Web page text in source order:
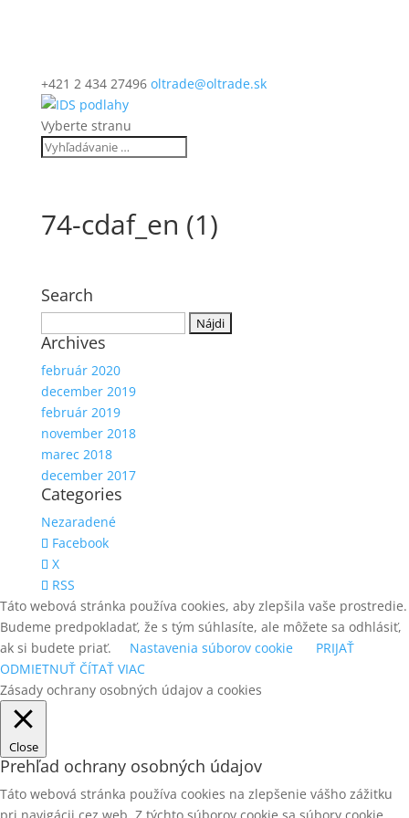
+421 2 434 27496 oltrade@oltrade.sk
Vyberte stranu
74-cdaf_en (1)
Search
Archives
február 2020
december 2019
február 2019
november 2018
marec 2018
december 2017
Categories
Nezaradené
Facebook
X
RSS
Táto webová stránka používa cookies, aby zlepšila vaše prostredie.
Budeme predpokladať, že s tým súhlasíte, ale môžete sa odhlásiť,
ak si budete priať.
Nastavenia súborov cookie
PRIJAŤ
ODMIETNUŤ ČÍTAŤ VIAC
Zásady ochrany osobných údajov a cookies
Close
Prehľad ochrany osobných údajov
Táto webová stránka používa cookies na zlepšenie vášho zážitku